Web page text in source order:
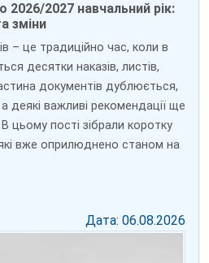
2027 навчальний рік:
зміни
– це традиційно час, коли в
десятки наказів, листів,
документів дублюється,
деякі важливі рекомендації ще
цьому пості зібрали коротку
вже оприлюднено станом на
Дата: 06.08.2026